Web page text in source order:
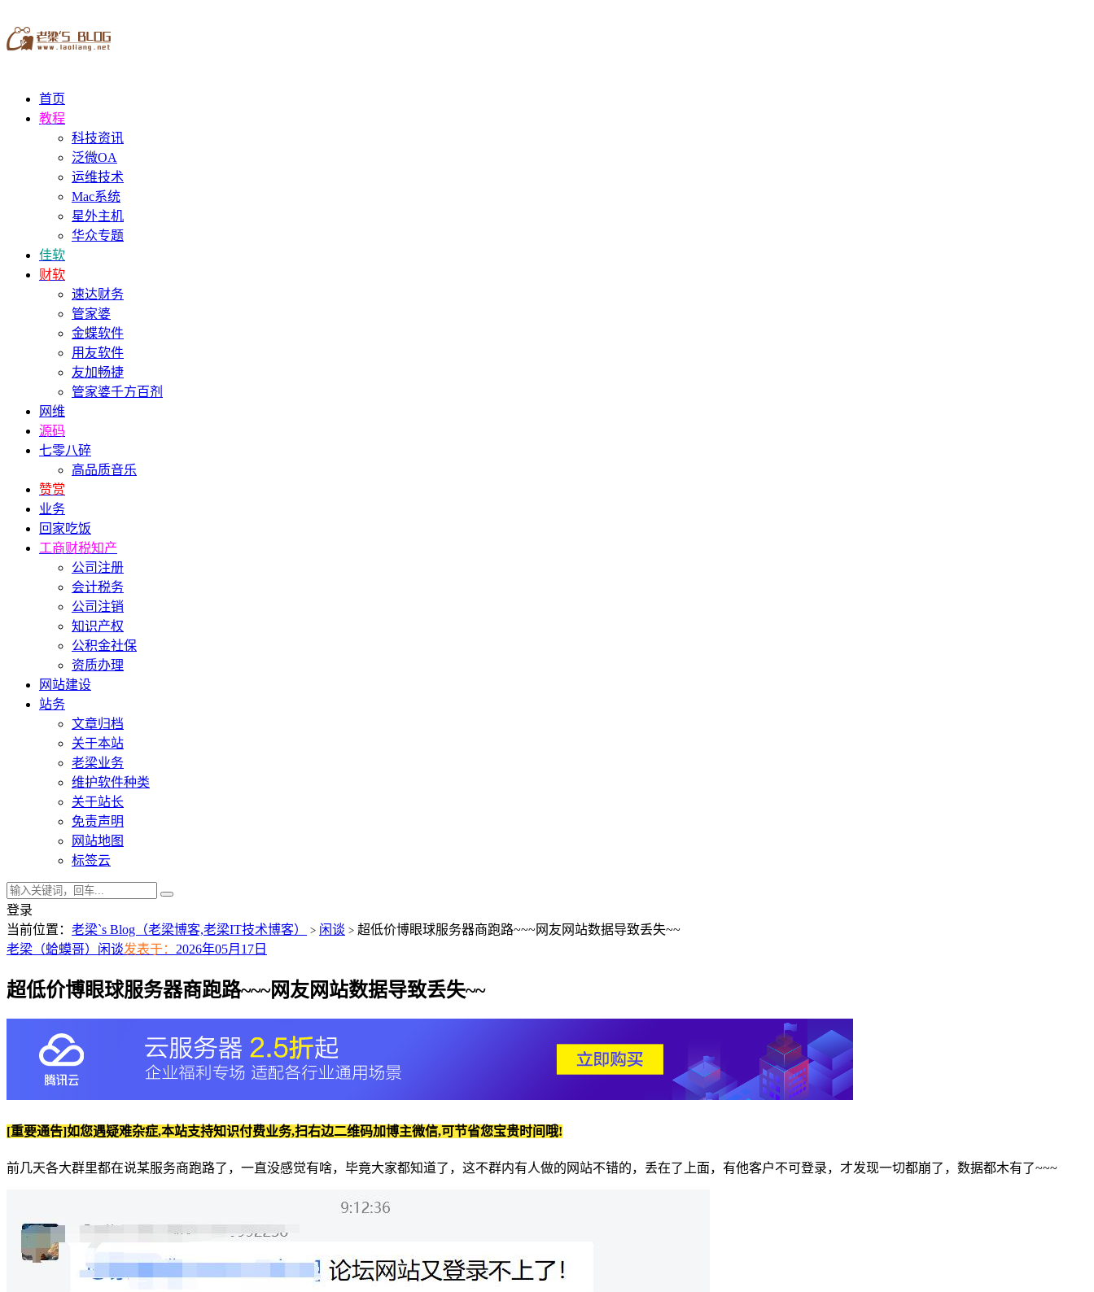
首页
教程
科技资讯
泛微OA
运维技术
Mac系统
星外主机
华众专题
佳软
财软
速达财务
管家婆
金蝶软件
用友软件
友加畅捷
管家婆千方百剂
网维
源码
七零八碎
高品质音乐
赞赏
业务
回家吃饭
工商财税知产
公司注册
会计税务
公司注销
知识产权
公积金社保
资质办理
网站建设
站务
文章归档
关于本站
老梁业务
维护软件种类
关于站长
免责声明
网站地图
标签云
登录
当前位置： 老梁`s Blog（老梁博客,老梁IT技术博客） > 闲谈 > 超低价博眼球服务器商跑路~~~网友网站数据导致丢失~~
老梁（蛤蟆哥） 闲谈发表于： 2026年05月17日
超低价博眼球服务器商跑路~~~网友网站数据导致丢失~~
[重要通告]如您遇疑难杂症,本站支持知识付费业务,扫右边二维码加博主微信,可节省您宝贵时间哦!
前几天各大群里都在说某服务商跑路了，一直没感觉有啥，毕竟大家都知道了，这不群内有人做的网站不错的，丢在了上面，有他客户不可登录，才发现一切都崩了，数据都木有了~~~